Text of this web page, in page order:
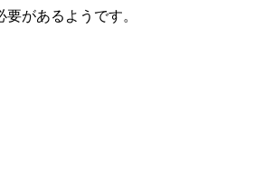
があるようです。